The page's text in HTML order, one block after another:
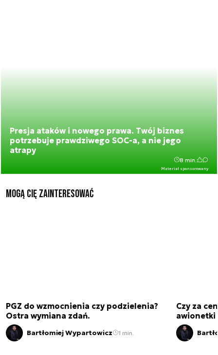
Presja ataków i nowego prawa. Twój biznes
potrzebuje prawdziwego SOC-a, a nie jego
atrapy
Materiał sponsorowany
8 min.
Mogą Cię zainteresować
PGZ do wzmocnienia czy podzielenia?
Ostra wymiana zdań.
Bartłomiej Wypartowicz 1 min.
Czy za
awionetki